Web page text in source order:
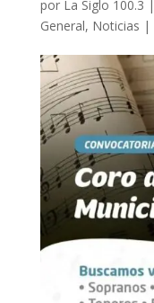
por La Siglo 100.3 |
General, Noticias |